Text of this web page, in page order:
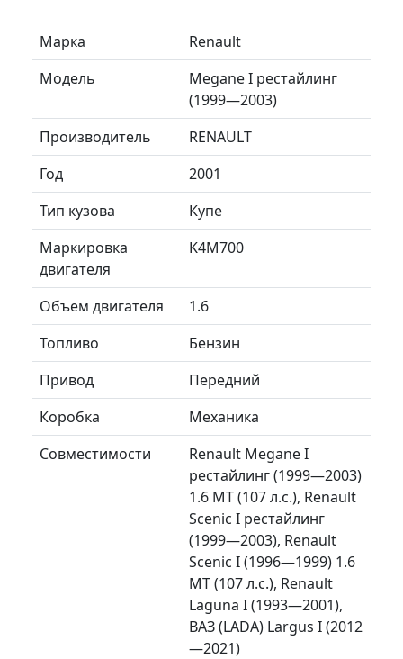
Марка
Renault
Модель
Megane I рестайлинг
(1999—2003)
Производитель
RENAULT
Год
2001
Тип кузова
Купе
Маркировка
двигателя
K4M700
Объем двигателя
1.6
Топливо
Бензин
Привод
Передний
Коробка
Механика
Совместимости
Renault Megane I
рестайлинг (1999—2003)
1.6 MT (107 л.с.), Renault
Scenic I рестайлинг
(1999—2003), Renault
Scenic I (1996—1999) 1.6
MT (107 л.с.), Renault
Laguna I (1993—2001),
ВАЗ (LADA) Largus I (2012
—2021)